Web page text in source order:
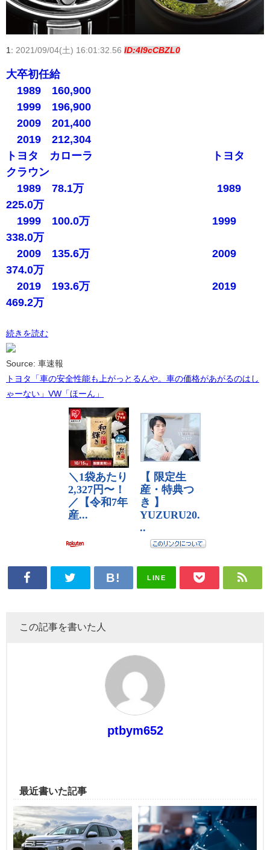
1: 2021/09/04(土) 16:01:32.56 ID:4l9cCBZL0
大卒初任給
1989 160,900
1999 196,900
2009 201,400
2019 212,304
トヨタ カローラ トヨタ
クラウン
1989 78.1万 1989
225.0万
1999 100.0万 1999
338.0万
2009 135.6万 2009
374.0万
2019 193.6万 2019
469.2万
続きを読む
Source: 車速報
トヨタ「車の安全性能も上がっとるんや。車の価格があがるのはし
ゃーない」VW「ほーん」
LINE
この記事を書いた人
ptbym652
最近書いた記事